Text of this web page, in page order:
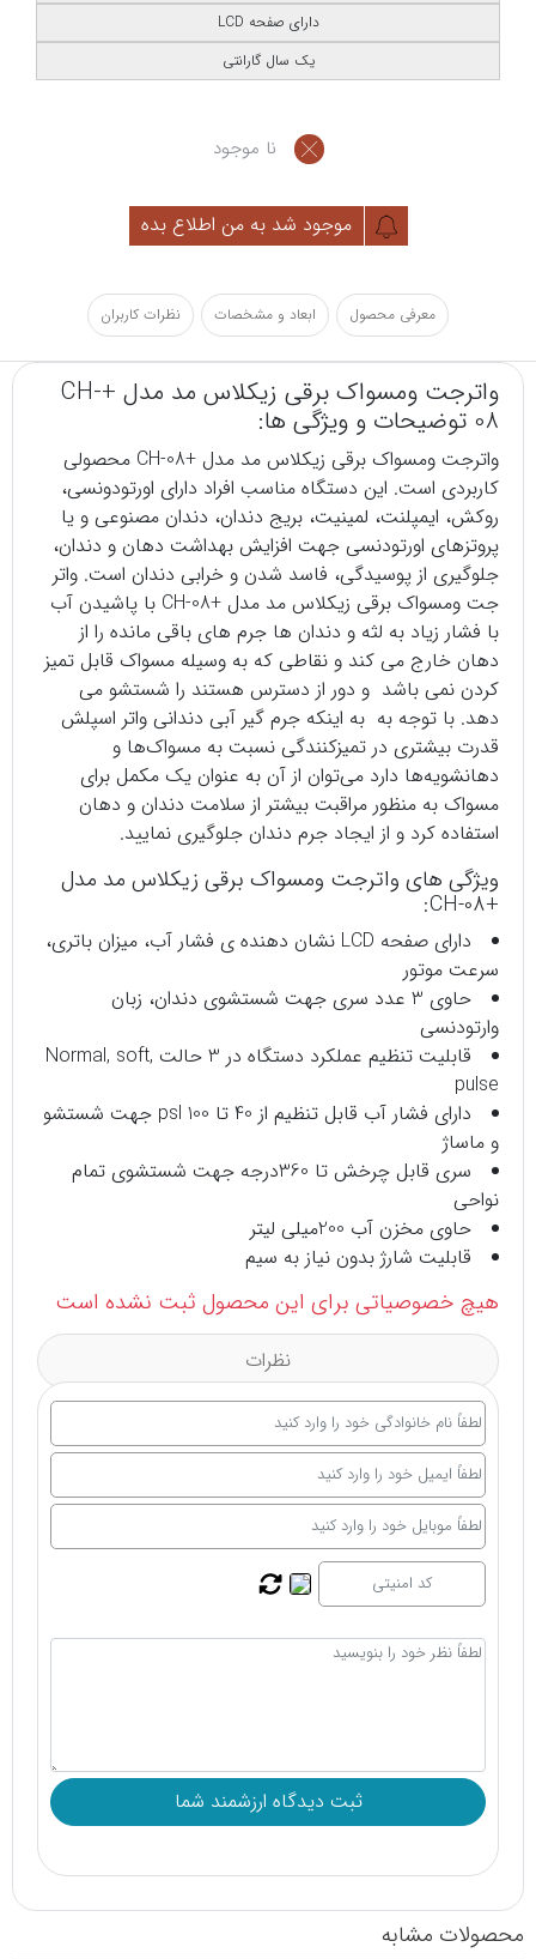
دارای صفحه LCD
یک سال گارانتی
نا موجود
موجود شد به من اطلاع بده
معرفی محصول ابعاد و مشخصات نظرات کاربران
واترجت ومسواک برقی زیکلاس مد مدل +CH-
08 توضیحات و ویژگی ها:
واترجت
ومسواک برقی زیکلاس مد مدل +CH-08 محصولی
کاربردی است. این دستگاه مناسب افراد دارای اورتودونسی،
روکش، ایمپلنت، لمینیت، بریج دندان، دندان مصنوعی و یا
پروتزهای اورتودنسی جهت افزایش بهداشت دهان و دندان،
جلوگیری از پوسیدگی، فاسد شدن و خرابی دندان است. واتر
جت ومسواک برقی زیکلاس مد مدل +CH-08 با پاشیدن آب
با فشار زیاد به لثه و دندان ها جرم های باقی مانده را از
دهان خارج می کند و نقاطی که به وسیله مسواک قابل تمیز
کردن نمی باشد و دور از دسترس هستند را شستشو می
دهد. با توجه به به اینکه جرم گیر آبی دندانی واتر اسپلش
قدرت بیشتری در تمیزکنندگی نسبت به مسواک‌ها و
دهانشویه‌ها دارد می‌توان از آن‌ به عنوان یک مکمل برای
مسواک به منظور مراقبت بیشتر از سلامت دندان و دهان
استفاده کرد و از ایجاد جرم دندان جلوگیری نمایید.
ویژگی های واترجت ومسواک برقی زیکلاس مد مدل
+CH-08:
دارای صفحه LCD نشان دهنده ی فشار آب، میزان باتری،
سرعت موتور
حاوی 3 عدد سری جهت شستشوی دندان، زبان
وارتودنسی
قابلیت تنظیم عملکرد دستگاه در 3 حالت Normal, soft,
pulse
دارای فشار آب قابل تنظیم از 40 تا 100 psl جهت شستشو
و ماساژ
سری قابل چرخش تا 360درجه جهت شستشوی تمام
نواحی
حاوی مخزن آب 200میلی لیتر
قابلیت شارژ بدون نیاز به سیم
هیچ خصوصیاتی برای این محصول ثبت نشده است
نظرات
محصولات مشابه